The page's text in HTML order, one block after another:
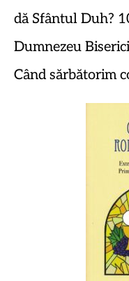
dă Sfântul Duh?
Dumnezeu
Când sărbătorim